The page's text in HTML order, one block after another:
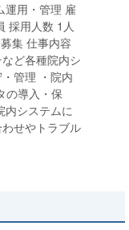
運用・管理 雇
採用人数 1人
集 仕事内容
など各種院内シ
管理 ・院内
の導入・保
内システムに
せやトラブル